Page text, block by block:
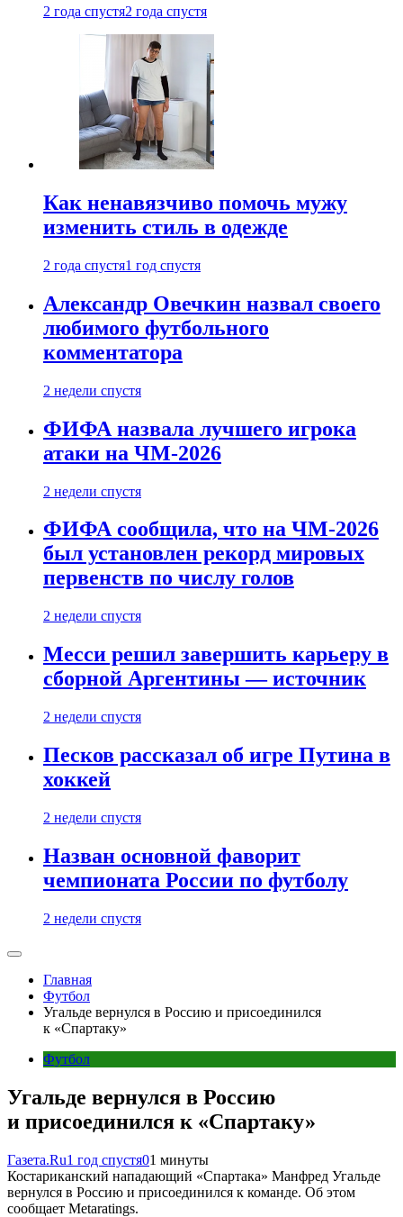
2 года спустя2 года спустя
Как ненавязчиво помочь мужу
изменить стиль в одежде
2 года спустя1 год спустя
Александр Овечкин назвал своего
любимого футбольного
комментатора
2 недели спустя
ФИФА назвала лучшего игрока
атаки на ЧМ-2026
2 недели спустя
ФИФА сообщила, что на ЧМ-2026
был установлен рекорд мировых
первенств по числу голов
2 недели спустя
Месси решил завершить карьеру в
сборной Аргентины — источник
2 недели спустя
Песков рассказал об игре Путина в
хоккей
2 недели спустя
Назван основной фаворит
чемпионата России по футболу
2 недели спустя
Главная
Футбол
Угальде вернулся в Россию и присоединился
к «Спартаку»
Футбол
Угальде вернулся в Россию
и присоединился к «Спартаку»
Газета.Ru1 год спустя01 минуты
Костариканский нападающий «Спартака» Манфред Угальде
вернулся в Россию и присоединился к команде. Об этом
сообщает Metaratings.